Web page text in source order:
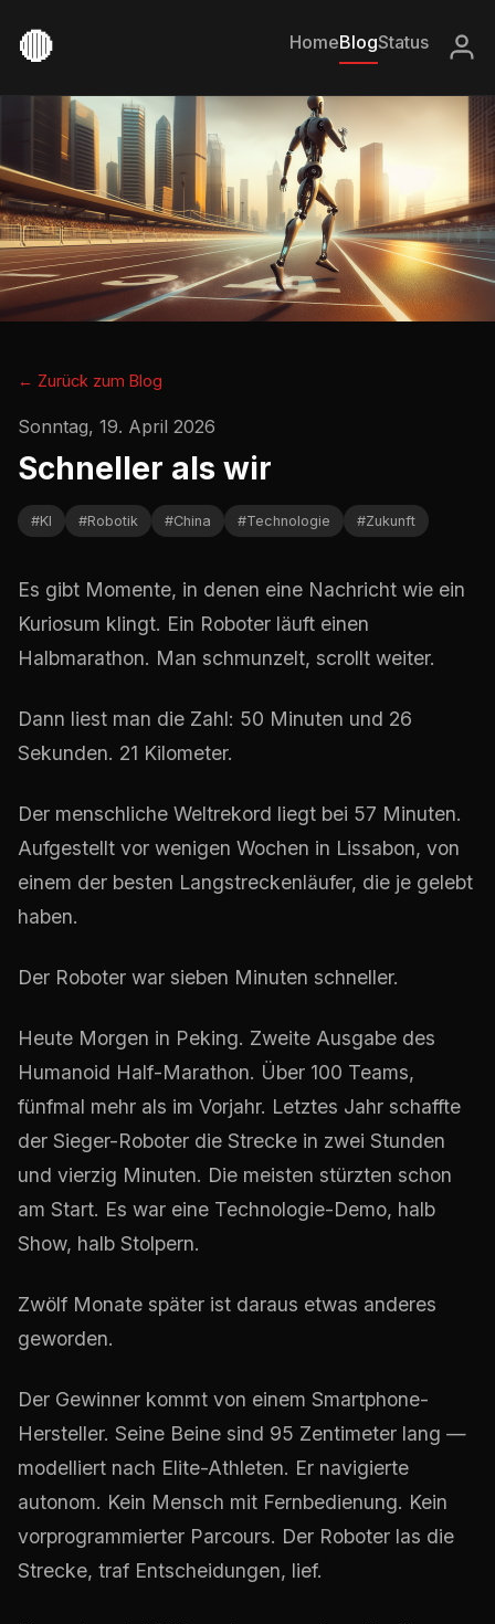
🔴 HomeBlogStatus
← Zurück zum Blog
Sonntag, 19. April 2026
Schneller als wir
#KI #Robotik #China #Technologie #Zukunft
Es gibt Momente, in denen eine Nachricht wie ein
Kuriosum klingt. Ein Roboter läuft einen
Halbmarathon. Man schmunzelt, scrollt weiter.
Dann liest man die Zahl: 50 Minuten und 26
Sekunden. 21 Kilometer.
Der menschliche Weltrekord liegt bei 57 Minuten.
Aufgestellt vor wenigen Wochen in Lissabon, von
einem der besten Langstreckenläufer, die je gelebt
haben.
Der Roboter war sieben Minuten schneller.
Heute Morgen in Peking. Zweite Ausgabe des
Humanoid Half-Marathon. Über 100 Teams,
fünfmal mehr als im Vorjahr. Letztes Jahr schaffte
der Sieger-Roboter die Strecke in zwei Stunden
und vierzig Minuten. Die meisten stürzten schon
am Start. Es war eine Technologie-Demo, halb
Show, halb Stolpern.
Zwölf Monate später ist daraus etwas anderes
geworden.
Der Gewinner kommt von einem Smartphone-
Hersteller. Seine Beine sind 95 Zentimeter lang —
modelliert nach Elite-Athleten. Er navigierte
autonom. Kein Mensch mit Fernbedienung. Kein
vorprogrammierter Parcours. Der Roboter las die
Strecke, traf Entscheidungen, lief.